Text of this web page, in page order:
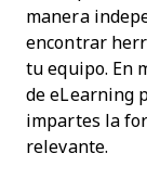
manera
encontrar
tu equipo. En
de eLearning
impartes la
relevante.